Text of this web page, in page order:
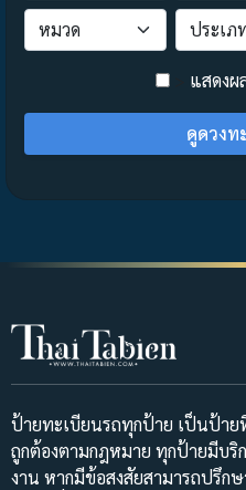
> แสดงผ
ดูดวงท
ป้ายทะเบียนรถทุกป้าย เป็นป้าย
ถูกต้องตามกฎหมาย ทุกป้ายมีบริ
งาน หากมีข้อสงสัยสามารถปรึก